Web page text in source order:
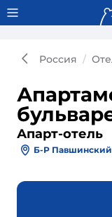
Тонкости
Россия
Апарт-отель
Б-Р